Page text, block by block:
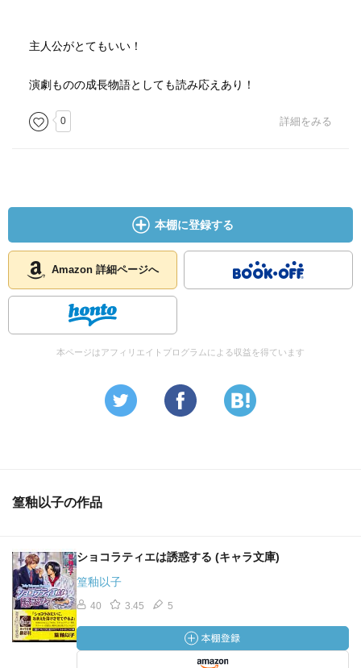
主人公がとてもいい！
演劇ものの成長物語としても読み応えあり！
0 詳細をみる
本棚に登録する
Amazon 詳細ページへ
本ページはアフィリエイトプログラムによる収益を得ています
篁釉以子の作品
ショコラティエは誘惑する (キャラ文庫)
篁釉以子
40 3.45 5